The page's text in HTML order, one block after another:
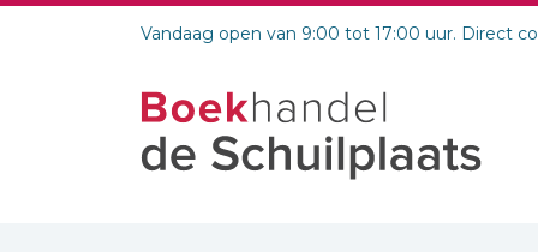
Vandaag open van 9:00 tot 17:00 uur. Direct